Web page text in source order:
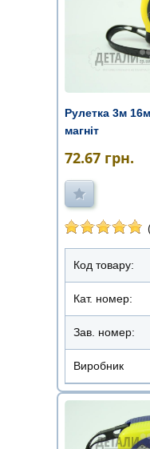
Рулетка 3м
магніт
72.67 грн.
Код товару:
Кат. номер:
Зав. номер:
Виробник